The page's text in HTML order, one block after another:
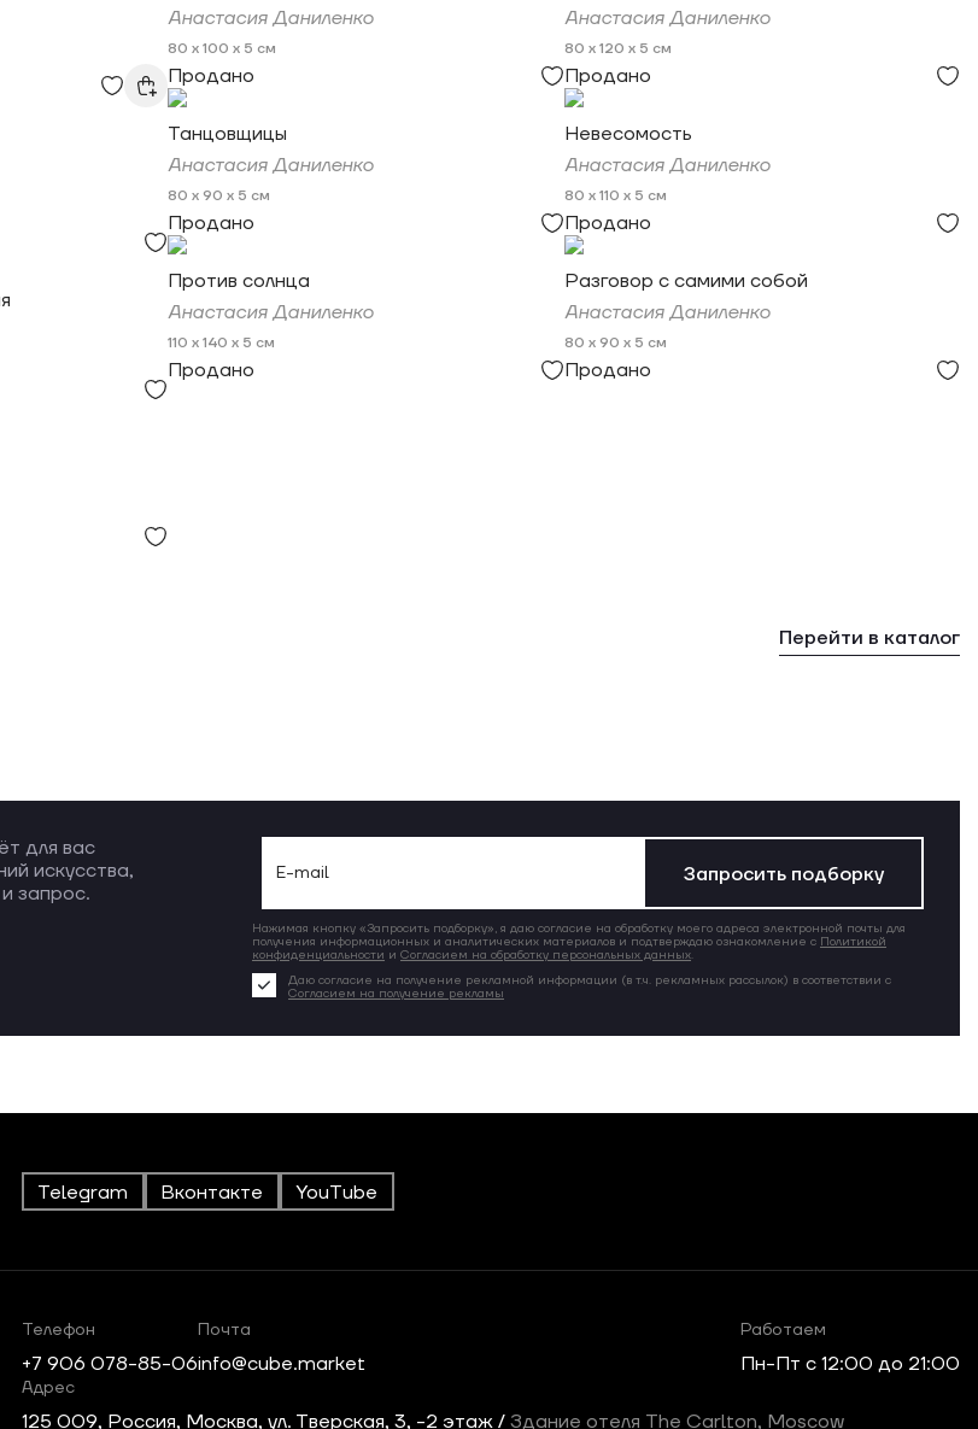
Анастасия Даниленко
80 x 100 x 5 см
Продано
Танцовщицы
Анастасия Даниленко
80 x 90 x 5 см
Продано
Против солнца
Анастасия Даниленко
110 x 140 x 5 см
Продано
Анастасия Даниленко
80 x 120 x 5 см
Продано
Невесомость
Анастасия Даниленко
80 x 110 x 5 см
Продано
Разговор с самими собой
Анастасия Даниленко
80 x 90 x 5 см
Продано
Перейти в каталог
для вас
искусства,
запрос.
Запросить подборку
Нажимая кнопку «Запросить подборку», я даю согласие на обработку моего адреса электронной почты для
получения информационных и аналитических материалов и подтверждаю ознакомление с Политикой
конфиденциальности и Согласием на обработку персональных данных.
Даю согласие на получение рекламной информации (в т.ч. рекламных рассылок) в соответствии с
Согласием на получение рекламы
Telegram Вконтакте YouTube
Телефон
+7 906 078-85-06
Почта
info@cube.market
Работаем
Пн-Пт c 12:00 до 21:00
Адрес
125 009, Россия, Москва, ул. Тверская, 3, -2 этаж / Здание отеля The Carlton, Moscow